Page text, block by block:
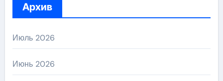
Архив
Июль 2026
Июнь 2026